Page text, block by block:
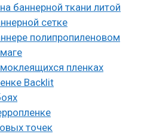
баннерной ткани литой
сетке
полипропиленовом
пленках
Backlit
точек